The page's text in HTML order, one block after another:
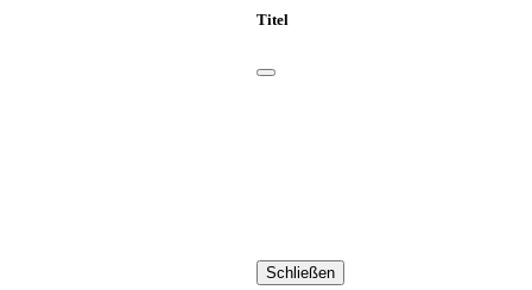
Titel
Schließen